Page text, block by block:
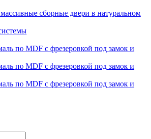
сборные двери в натуральном
по MDF с фрезеровкой под замок и
по MDF с фрезеровкой под замок и
по MDF с фрезеровкой под замок и